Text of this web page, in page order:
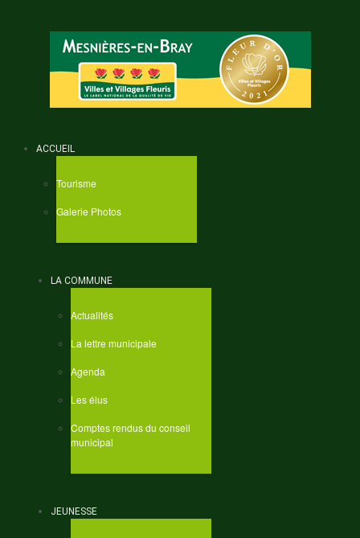
ACCUEIL
Tourisme
Galerie Photos
LA COMMUNE
Actualités
La lettre municipale
Agenda
Les élus
Comptes rendus du conseil
municipal
JEUNESSE